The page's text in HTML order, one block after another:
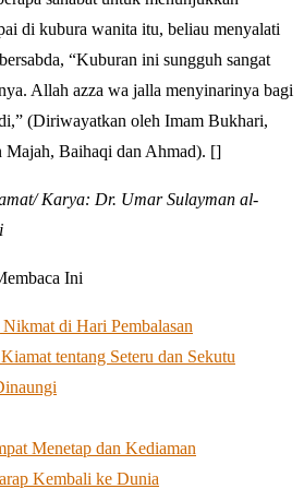
di kubura wanita itu, beliau menyalati
“Kuburan ini sungguh sangat
Allah azza wa jalla menyinarinya bagi
(Diriwayatkan oleh Imam Bukhari,
Baihaqi dan Ahmad). []
Karya: Dr. Umar Sulayman al-
Ini
Nikmat di Hari Pembalasan
tentang Seteru dan Sekutu
Menetap dan Kediaman
Kembali ke Dunia